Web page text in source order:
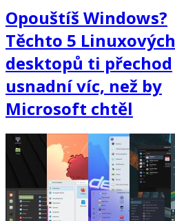
Opouštíš Windows?
Těchto 5 Linuxových
desktopů ti přechod
usnadní víc, než by
Microsoft chtěl